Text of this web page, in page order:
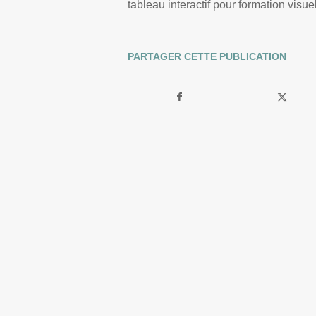
tableau interactif pour formation
PARTAGER CETTE PUBLICATION